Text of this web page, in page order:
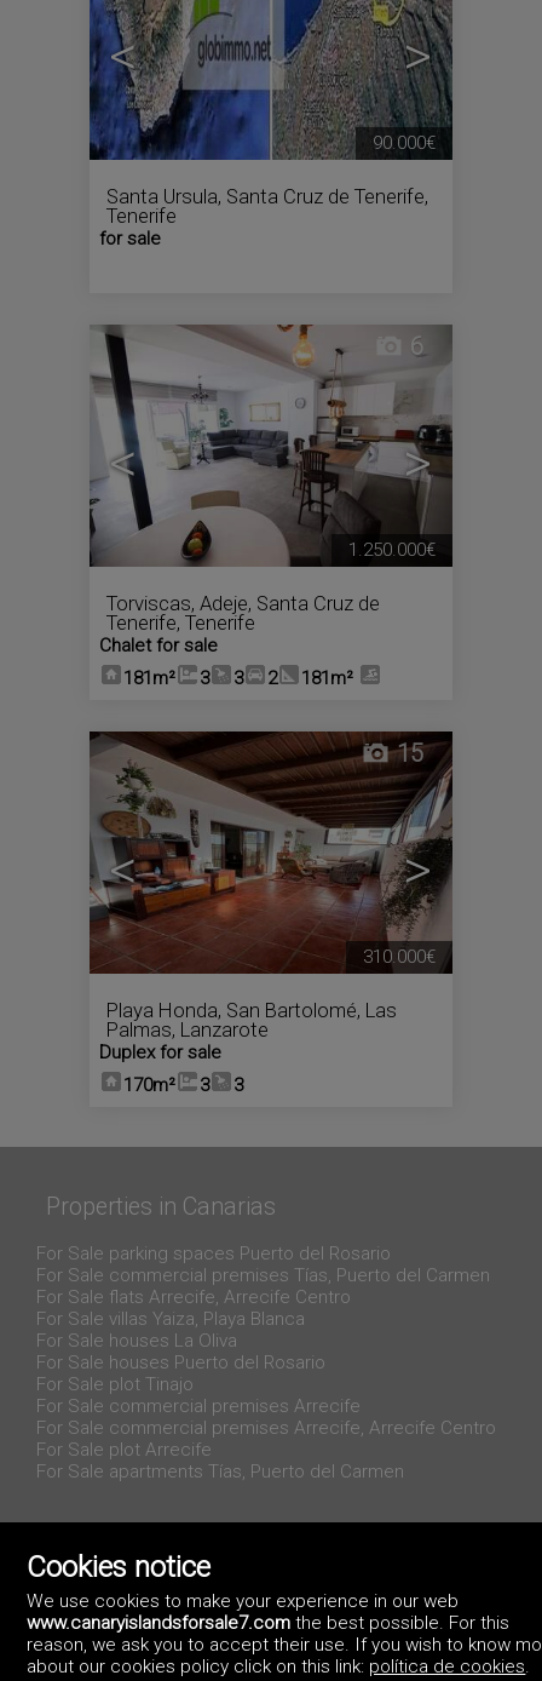
< >
Santa Ursula, Santa Cruz de Tenerife,
Tenerife
for sale
90.000€
< >
6
Torviscas, Adeje, Santa Cruz de
Tenerife, Tenerife
Chalet for sale
181m²
3 3 2 181m²
1.250.000€
< >
15
Playa Honda, San Bartolomé, Las
Palmas, Lanzarote
Duplex for sale
170m²
3 3
310.000€
Properties in Canarias
For Sale parking spaces Puerto del Rosario
For Sale commercial premises Tías, Puerto del Carmen
For Sale flats Arrecife, Arrecife Centro
For Sale villas Yaiza, Playa Blanca
For Sale houses La Oliva
For Sale houses Puerto del Rosario
For Sale plot Tinajo
For Sale commercial premises Arrecife
For Sale commercial premises Arrecife, Arrecife Centro
For Sale plot Arrecife
For Sale apartments Tías, Puerto del Carmen
Cookies notice
We use cookies to make your experience in our web
www.canaryislandsforsale7.com the best possible. For this
reason, we ask you to accept their use. If you wish to know
about our cookies policy click on this link: política de cookies.